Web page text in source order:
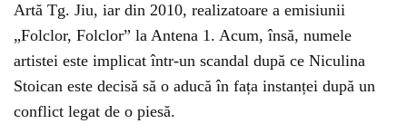
Artă Tg. Jiu, iar din 2010, realizatoare a emisiunii
„Folclor, Folclor” la Antena 1. Acum, însă, numele
artistei este implicat într-un scandal după ce Niculina
Stoican este decisă să o aducă în fața instanței după un
conflict legat de o piesă.